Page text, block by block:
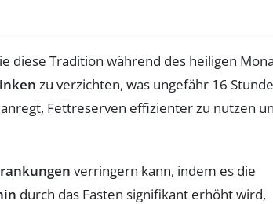
diese Tradition während des heiligen
zu verzichten, was ungefähr 16
Fettreserven effizienter zu nutzen
verringern kann, indem es die
durch das Fasten signifikant erhöht wird,